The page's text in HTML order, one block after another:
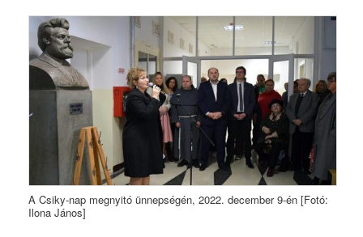
A Csiky-nap megnyitó ünnepségén, 2022. december 9-én [Fotó:
Ilona János]